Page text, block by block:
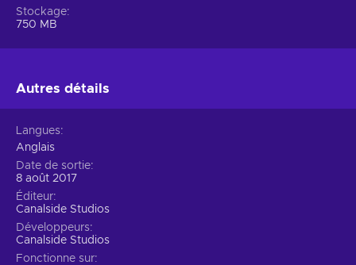
Stockage
750 MB
Autres détails
Langues
Anglais
Date de sortie
8 août 2017
Éditeur
Canalside Studios
Développeurs
Canalside Studios
Fonctionne sur